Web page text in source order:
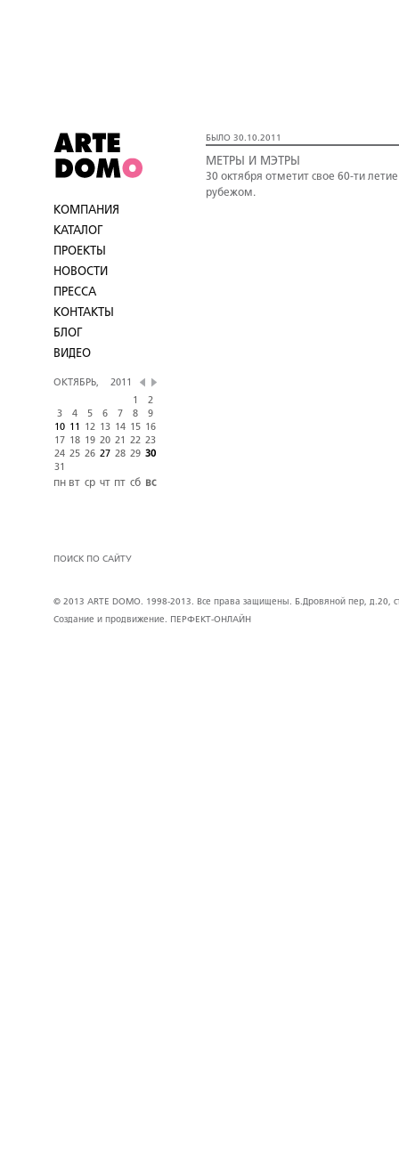
КОМПАНИЯ
КАТАЛОГ
ПРОЕКТЫ
НОВОСТИ
ПРЕССА
КОНТАКТЫ
БЛОГ
ВИДЕО
ОКТЯБРЬ,
2011
1
2
3
4 5 6 7 8
9
10 11 12 13 14 15
16
17
18 19 20 21 22 23
24 25 26 27 28 29 30
31
пн вт ср чт пт сб вс
ПОИСК ПО САЙТУ
БЫЛО 30.10.2011
МЕТРЫ И МЭТРЫ
30 октября отметит свое 60-ти
рубежом.
© 2013 ARTE DOMO. 1998-2013. Все права защищены. Б.Дровяной пер, д.20,
Создание и продвижение.
ПЕРФЕКТ-ОНЛАЙН